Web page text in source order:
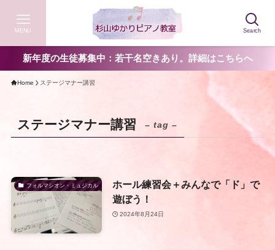
Search
MENU
新年度の生徒募集中：若干名空きあり。詳細はこちらへ
Home ステージマナー講習
ステージマナー講習 – tag –
フォルマシオン・ミュジカル
ホール練習会＋みんなで「ド」で
遊ぼう！
2024年8月24日